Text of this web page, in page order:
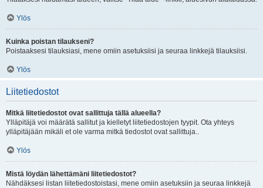
Ylös
Kuinka poistan tilaukseni?
Poistaaksesi tilauksiasi, mene omiin asetuksiisi ja seuraa linkkejä tilauksiisi.
Ylös
Liitetiedostot
Mitkä liitetiedostot ovat sallittuja tällä alueella?
Ylläpitäjä voi määrätä sallitut ja kielletyt liitetiedostojen tyypit. Ota yhteys
ylläpitäjään mikäli et ole varma mitkä tiedostot ovat sallittuja..
Ylös
Mistä löydän lähettämäni liitetiedostot?
Nähdäksesi listan liitetiedostoistasi, mene omiin asetuksiin ja seuraa linkkejä